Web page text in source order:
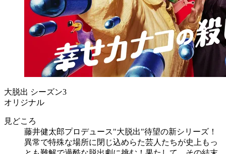
大脱出 シーズン3
オリジナル
見どころ
藤井健太郎プロデュース"大脱出"待望の新シリーズ！
異常で特殊な場所に閉じ込めらた芸人たちが史上もっ